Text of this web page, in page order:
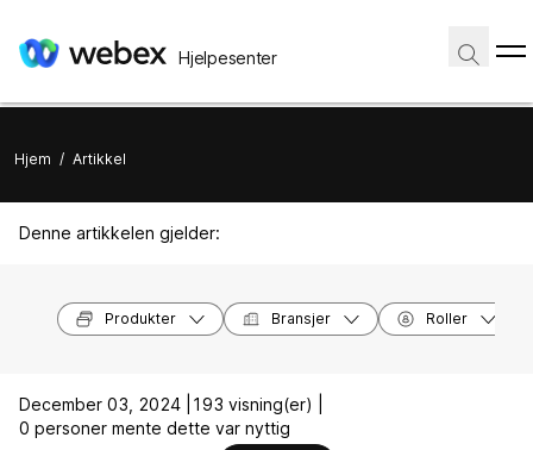
Hjelpesenter
Hjem / Artikkel
Denne artikkelen gjelder:
Produkter Bransjer Roller
December 03, 2024 |
193 visning(er) |
0 personer mente dette var nyttig